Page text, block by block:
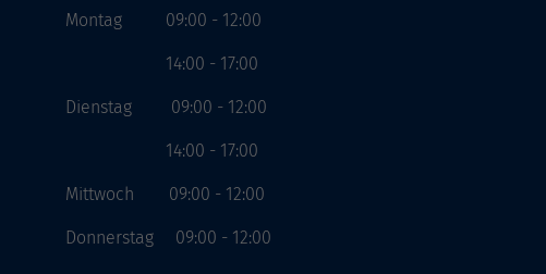
Montag 09:00 - 12:00
14:00 - 17:00
Dienstag 09:00 - 12:00
14:00 - 17:00
Mittwoch 09:00 - 12:00
Donnerstag 09:00 - 12:00